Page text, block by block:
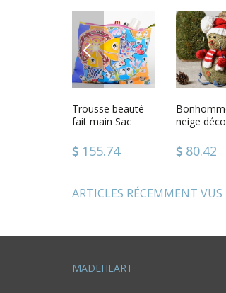
PREVIOUS
Trousse beauté
fait main Sac
poissons
multicolores
155.74
neige
80.42
Aimant frigo ange
parfumé en tissu
45.62
Aimant
en tissu
39.74
ARTICLES RÉCEMMENT VUS
MADEHEART